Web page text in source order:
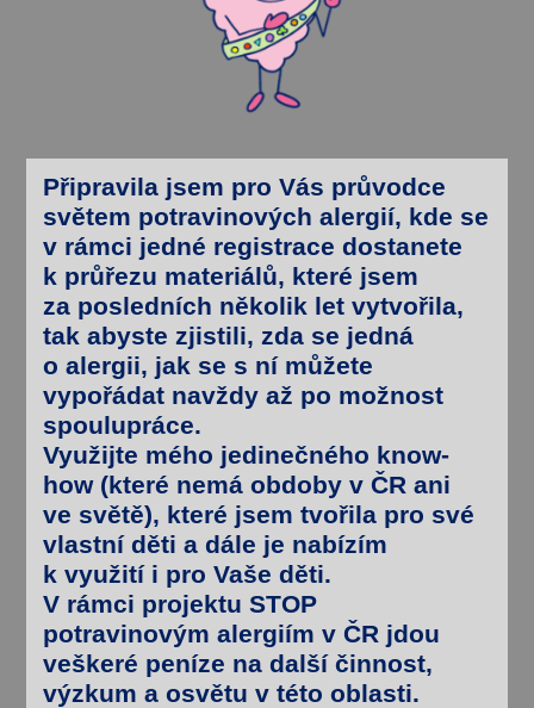
Připravila jsem pro Vás průvodce
světem potravinových alergií, kde se
v rámci jedné registrace dostanete
k průřezu materiálů, které jsem
za posledních několik let vytvořila,
tak abyste zjistili, zda se jedná
o alergii, jak se s ní můžete
vypořádat navždy až po možnost
spoulupráce.
Využijte mého jedinečného know-
how(které nemá obdoby v ČR ani
ve světě), které jsemtvořila pro své
vlastní děti a dále je nabízím
k využití i pro Vaše děti.
V rámci projektuSTOP
potravinovým alergiím v ČR jdou
veškeré peníze na dalšíčinnost,
výzkum a osvětu v této oblasti.